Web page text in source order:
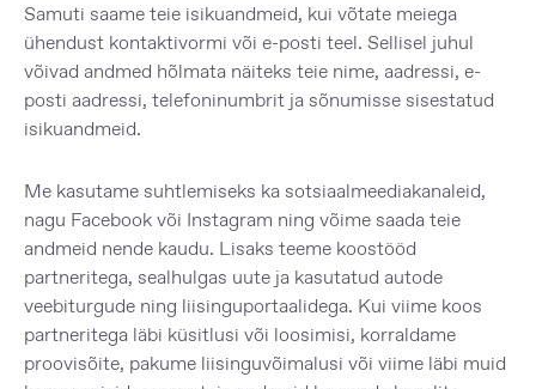
Samuti saame teie isikuandmeid, kui võtate meiega
ühendust kontaktivormi või e-posti teel. Sellisel juhul
võivad andmed hõlmata näiteks teie nime, aadressi, e-
posti aadressi, telefoninumbrit ja sõnumisse sisestatud
isikuandmeid.
Me kasutame suhtlemiseks ka sotsiaalmeediakanaleid,
nagu Facebook või Instagram ning võime saada teie
andmeid nende kaudu. Lisaks teeme koostööd
partneritega, sealhulgas uute ja kasutatud autode
veebiturgude ning liisinguportaalidega. Kui viime koos
partneritega läbi küsitlusi või loosimisi, korraldame
proovisõite, pakume liisinguvõimalusi või viime läbi muid